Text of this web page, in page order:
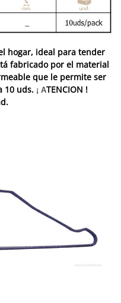
hogar, ideal para tender
fabricado por el material
que le permite ser
10 uds. ¡ ATENCION !